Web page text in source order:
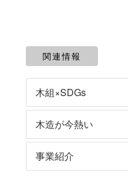
関連情報
木組×SDGs
木造が今熱い
事業紹介